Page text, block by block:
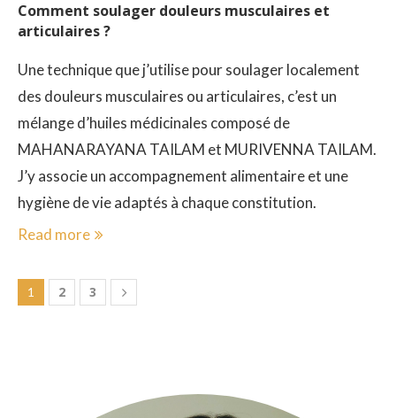
Comment soulager douleurs musculaires et
articulaires ?
Une technique que j’utilise pour soulager localement
des douleurs musculaires ou articulaires, c’est un
mélange d’huiles médicinales composé de
MAHANARAYANA TAILAM et MURIVENNA TAILAM.
J’y associe un accompagnement alimentaire et une
hygiène de vie adaptés à chaque constitution.
Read more
1 2 3